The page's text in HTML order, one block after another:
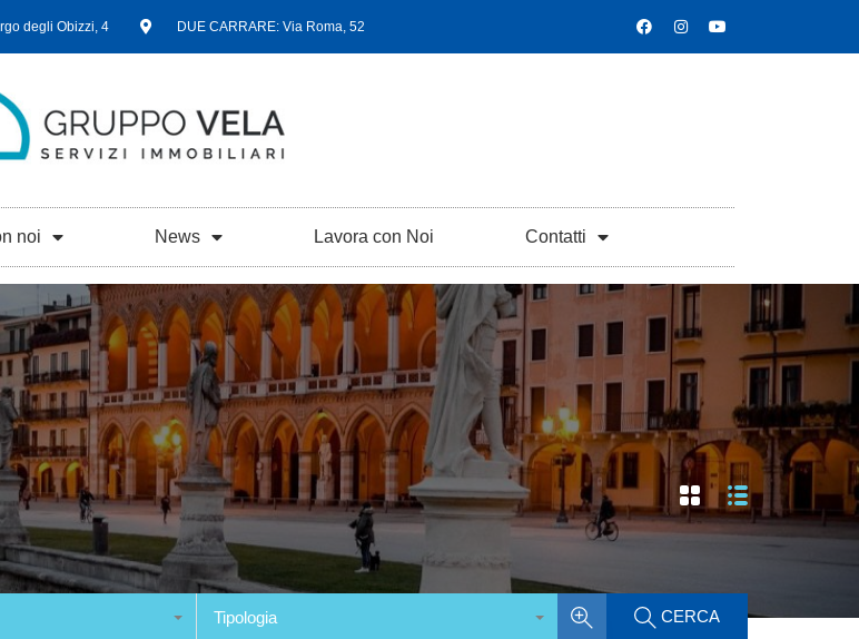
degli Obizzi, 4 DUE CARRARE: Via Roma, 52
noi News Lavora con Noi Contatti
Tipologia CERCA